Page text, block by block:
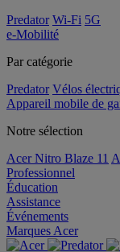
Predator Wi-Fi 5G
e-Mobilité
Par catégorie
Predator Vélos
Appareil mobile de
Notre sélection
Acer Nitro Blaze 11
Professionnel
Éducation
Assistance
Événements
Marques Acer